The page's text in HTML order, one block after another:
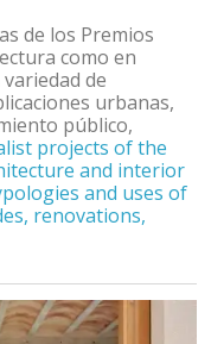
de los Premios
como en
de
urbanas,
público,
projects of the
and interior
and uses of
renovations,